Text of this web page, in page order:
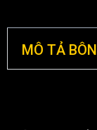
MÔ TẢ